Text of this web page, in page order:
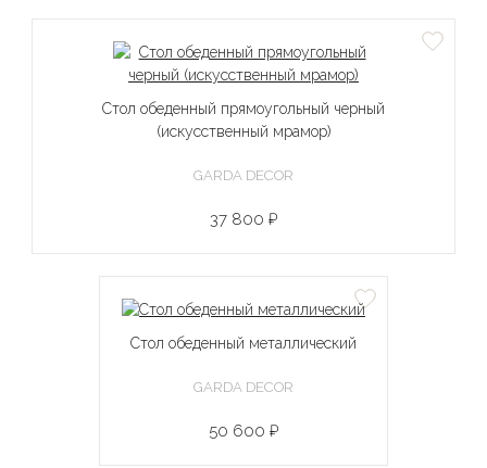
Стол обеденный прямоугольный черный
(искусственный мрамор)
GARDA DECOR
37 800 ₽
Стол обеденный металлический
GARDA DECOR
50 600 ₽